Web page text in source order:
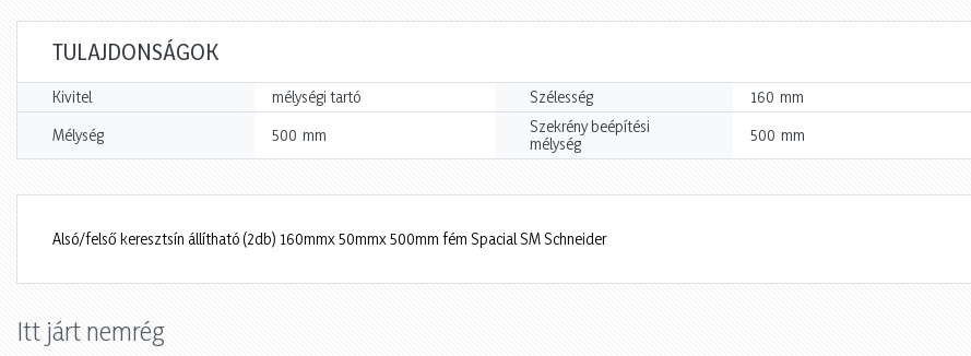
TULAJDONSÁGOK
Kivitel mélységi tartó Szélesség 160 mm
Mélység 500 mm
Szekrény beépítési
mélység
500 mm
Alsó/felső keresztsín állítható (2db) 160mmx 50mmx 500mm fém Spacial SM Schneider
Itt járt nemrég